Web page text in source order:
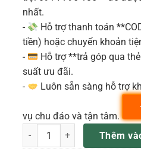
nhất.
-
Hỗ trợ thanh toán
tiền) hoặc chuyển khoản
-
Hỗ trợ **trả góp qua
suất ưu đãi.
-
Luôn sẵn sàng hỗ trợ
vụ chu đáo và tận tâm.
EW-DX SK (Q1-9) Bộ phát
Thêm